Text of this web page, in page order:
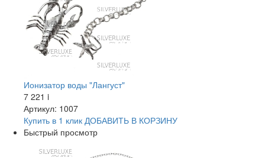
Ионизатор воды "Лангуст"
7 221 i
Артикул: 1007
Купить в 1 клик ДОБАВИТЬ В КОРЗИНУ
Быстрый просмотр